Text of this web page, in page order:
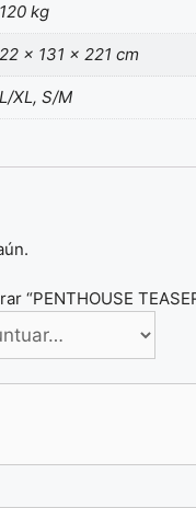
120 kg
22 × 131 × 221 cm
L/XL, S/M
“PENTHOUSE